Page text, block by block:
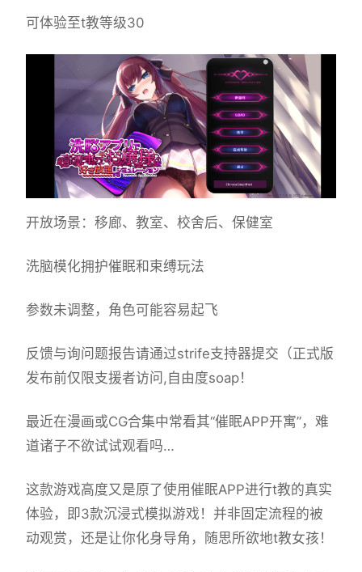
可体验至t教等级30
开放场景：移廊、教室、校舍后、保健室
洗脑模化拥护催眠和束缚玩法
参数未调整，角色可能容易起飞
反馈与询问题报告请通过strife支持器提交（正式版
发布前仅限支援者访问,自由度soap！
最近在漫画或CG合集中常看其“催眠APP开寓”，难
道诸子不欲试试观看吗…
这款游戏高度又是原了使用催眠APP进行t教的真实
体验，即3款沉浸式模拟游戏！并非固定流程的被
动观赏，还是让你化身导角，随思所欲地t教女孩！